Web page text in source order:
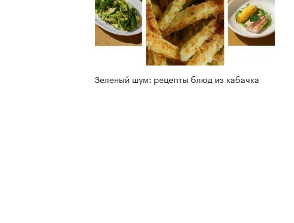
Зеленый шум: рецепты блюд из кабачка